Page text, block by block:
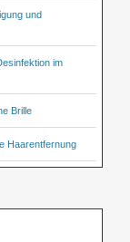
und
im
Brille
Haarentfernung